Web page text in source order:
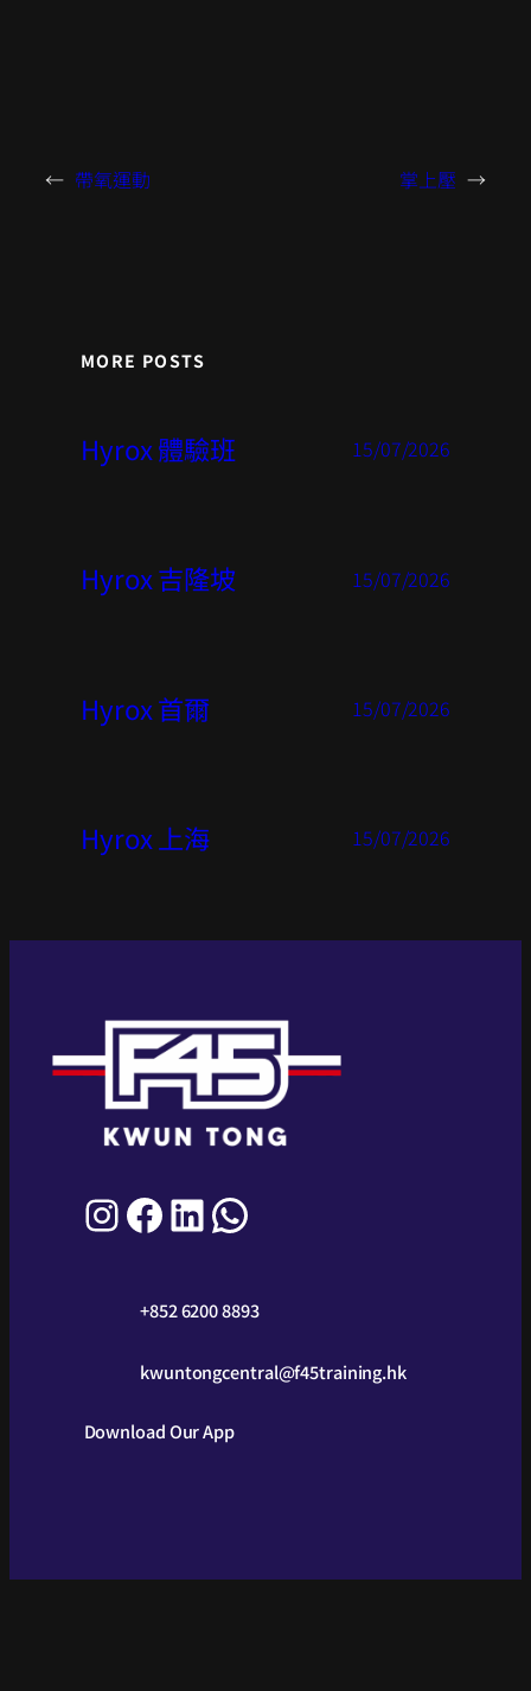
← 帶氧運動 掌上壓 →
MORE POSTS
Hyrox 體驗班 15/07/2026
Hyrox 吉隆坡 15/07/2026
Hyrox 首爾 15/07/2026
Hyrox 上海 15/07/2026
+852 6200 8893
kwuntongcentral@f45training.hk
Download Our App